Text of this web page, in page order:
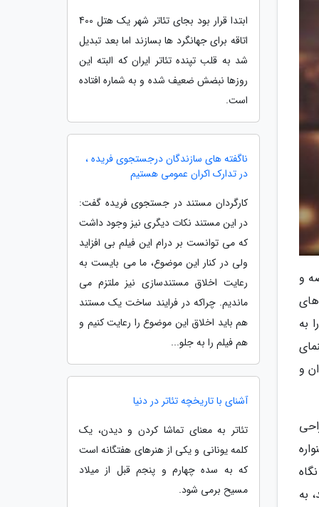
و
به
و
به
ابتدا قرار بود بجای تئاتر شهر یک هتل 400
اتاقه برای جهانگرد ها بسازند اما بعد تبدیل
شد به قلب تپنده تئاتر ایران که البته این
روزها نبضش ضعیف شده و به شماره افتاده
است.
ناگفته های سازندگان درجستجوی فریده ،
در تدارک اکران عمومی هستیم
کارگردان مستند در جستجوی فریده گفت:
در این مستند نکات دیگری نیز وجود داشت
که می توانست بر درام این فیلم بی افزاید
ولی در کنار این موضوع، ما می بایست به
رعایت اخلاق مستندسازی نیز ملتزم می
ماندیم. چراکه در فرایند ساخت یک مستند
هم باید اخلاق این موضوع را رعایت کنیم و
هم فیلم را به جلو...
آشنای با تاریخچه تئاتر در دنیا
تئاتر به معنای تماشا کردن و دیدن، یک
کلمه یونانی و یکی از هنرهای هفتگانه است
که به سده چهارم و پنجم قبل از میلاد
مسیح برمی شود.